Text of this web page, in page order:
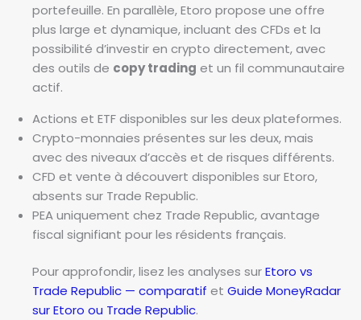
portefeuille. En parallèle, Etoro propose une offre
plus large et dynamique, incluant des CFDs et la
possibilité d’investir en crypto directement, avec
des outils de copy trading et un fil communautaire
actif.
Actions et ETF disponibles sur les deux plateformes.
Crypto-monnaies présentes sur les deux, mais
avec des niveaux d’accès et de risques différents.
CFD et vente à découvert disponibles sur Etoro,
absents sur Trade Republic.
PEA uniquement chez Trade Republic, avantage
fiscal signifiant pour les résidents français.
Pour approfondir, lisez les analyses surEtoro vs
Trade Republic — comparatif et Guide MoneyRadar
sur Etoro ou Trade Republic.